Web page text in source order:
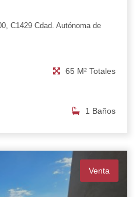
C1429 Cdad. Autónoma de
65 M² Totales
1 Baños
Venta